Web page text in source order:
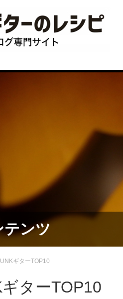
ンツ
ギターTOP10
ターTOP10